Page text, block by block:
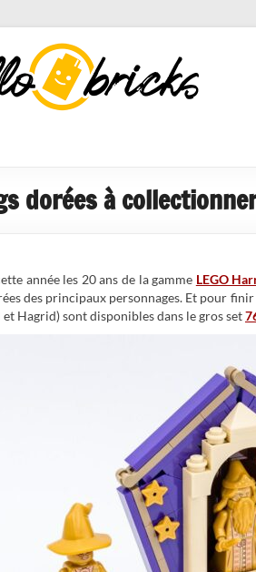
dorées à
année les 20 ans de la gamme LEGO
des principaux personnages. Et pour
Hagrid) sont disponibles dans le gros set